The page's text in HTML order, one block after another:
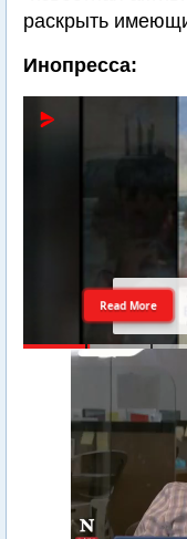
раскрыть
Инопресса:
Read More